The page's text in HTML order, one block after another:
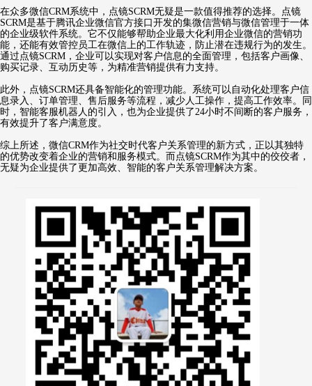
在众多微信CRM系统中，点镜SCRM无疑是一款值得推荐的选择。点镜
SCRM是基于腾讯企业微信官方接口开发的集微信营销与微信管理于一体
的企业级软件系统。它不仅能够帮助企业最大化利用企业微信的营销功
能，还能有效管控员工在微信上的工作轨迹，防止潜在违规行为的发生。
通过点镜SCRM，企业可以实现对客户信息的全面管理，包括客户画像、
购买记录、互动历史等，为精准营销提供有力支持。
此外，点镜SCRM还具备智能化的管理功能。系统可以自动化处理客户信
息录入、订单管理、售后服务等流程，减少人工操作，提高工作效率。同
时，智能客服机器人的引入，也为企业提供了24小时不间断的客户服务，
有效提升了客户满意度。
综上所述，微信CRM作为社交时代客户关系管理的新方式，正以其独特
的优势改变着企业的营销和服务模式。而点镜SCRM作为其中的佼佼者，
无疑为企业提供了更加高效、智能的客户关系管理解决方案。